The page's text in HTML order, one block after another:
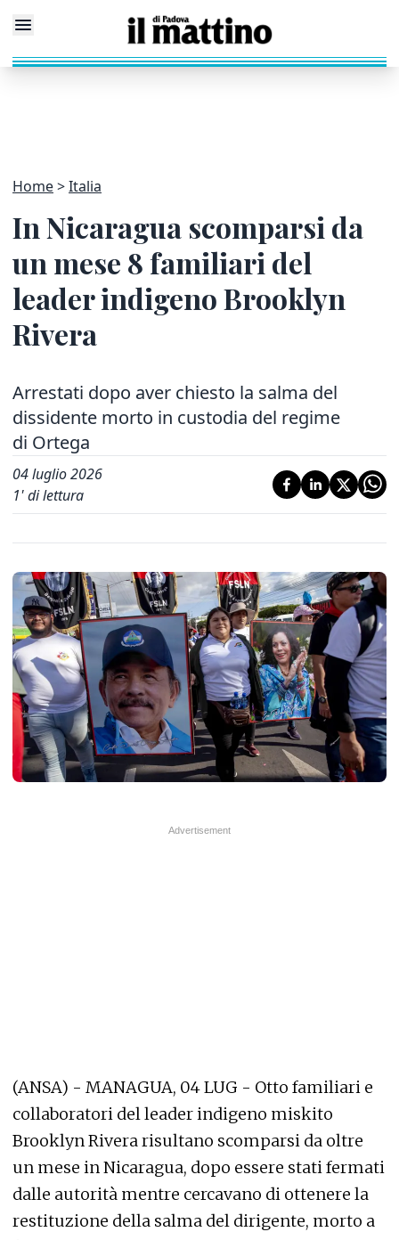
Home Italia
In Nicaragua scomparsi da
un mese 8 familiari del
leader indigeno Brooklyn
Rivera
Arrestati dopo aver chiesto la salma del
dissidente morto in custodia del regime
di Ortega
04 luglio 2026
1' di lettura
(ANSA) - MANAGUA, 04 LUG - Otto familiari e
collaboratori del leader indigeno miskito
Brooklyn Rivera risultano scomparsi da oltre
un mese in Nicaragua, dopo essere stati fermati
dalle autorità mentre cercavano di ottenere la
restituzione della salma del dirigente, morto a